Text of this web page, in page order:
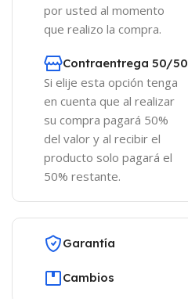
por usted al momento
que realizo la compra.
Contraentrega 50/50
Si elije esta opción tenga
en cuenta que al realizar
su compra pagará 50%
del valor y al recibir el
producto solo pagará el
50% restante.
Garantía
Cambios